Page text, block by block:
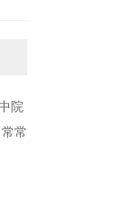
院
常